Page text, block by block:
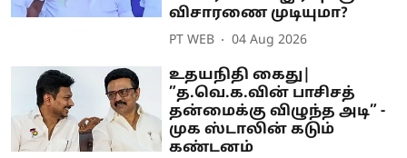
விசாரணை முடியுமா?
PT WEB 04 Aug 2026
உதயநிதி கைது|
”த.வெ.க.வின் பாசிசத்
தன்மைக்கு விழுந்த அடி” -
முக ஸ்டாலின் கடும்
கண்டனம்